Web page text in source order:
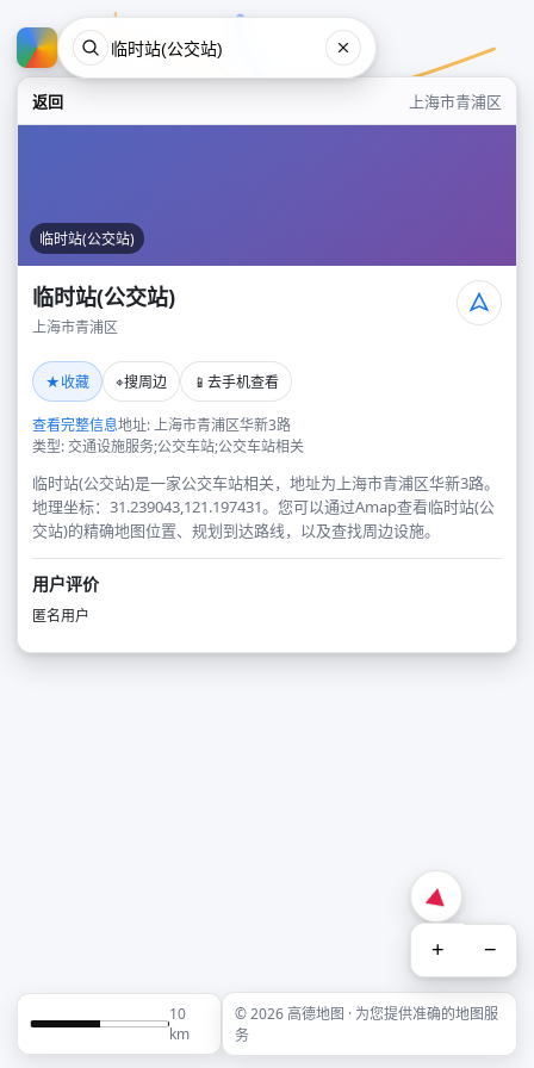
返回 上海市青浦区
临时站(公交站)
临时站(公交站)
上海市青浦区
★收藏 ⌖搜周边 📱 去手机查看
查看完整信息地址: 上海市青浦区华新3路
类型: 交通设施服务;公交车站;公交车站相关
临时站(公交站)是一家公交车站相关，地址为上海市青浦区华新3路。
地理坐标：31.239043,121.197431。您可以通过Amap查看临时站(公
交站)的精确地图位置、规划到达路线，以及查找周边设施。
用户评价
匿名用户
+ −
10
km
© 2026 高德地图 · 为您提供准确的地图服
务